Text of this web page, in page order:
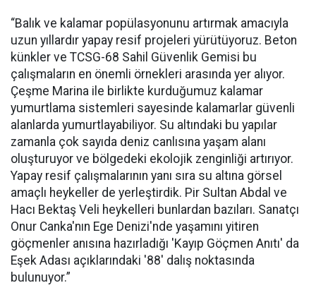
“Balık ve kalamar popülasyonunu artırmak amacıyla
uzun yıllardır yapay resif projeleri yürütüyoruz. Beton
künkler ve TCSG-68 Sahil Güvenlik Gemisi bu
çalışmaların en önemli örnekleri arasında yer alıyor.
Çeşme Marina ile birlikte kurduğumuz kalamar
yumurtlama sistemleri sayesinde kalamarlar güvenli
alanlarda yumurtlayabiliyor. Su altındaki bu yapılar
zamanla çok sayıda deniz canlısına yaşam alanı
oluşturuyor ve bölgedeki ekolojik zenginliği artırıyor.
Yapay resif çalışmalarının yanı sıra su altına görsel
amaçlı heykeller de yerleştirdik. Pir Sultan Abdal ve
Hacı Bektaş Veli heykelleri bunlardan bazıları. Sanatçı
Onur Canka'nın Ege Denizi'nde yaşamını yitiren
göçmenler anısına hazırladığı 'Kayıp Göçmen Anıtı' da
Eşek Adası açıklarındaki '88' dalış noktasında
bulunuyor.”